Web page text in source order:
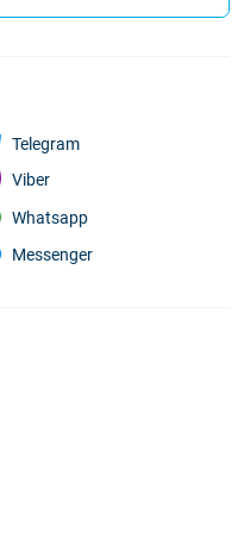
Telegram
Viber
Whatsapp
Messenger